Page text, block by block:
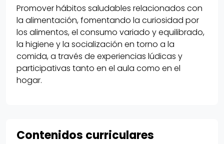
Promover hábitos saludables relacionados con
la alimentación, fomentando la curiosidad por
los alimentos, el consumo variado y equilibrado,
la higiene y la socialización en torno a la
comida, a través de experiencias lúdicas y
participativas tanto en el aula como en el
hogar.
Contenidos curriculares